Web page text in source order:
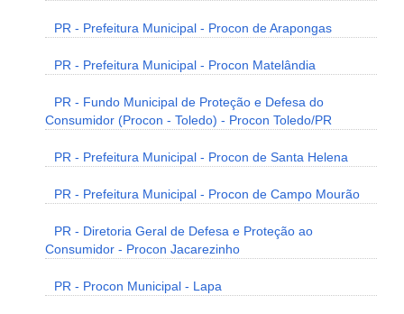
PR - Prefeitura Municipal - Procon de Arapongas
PR - Prefeitura Municipal - Procon Matelândia
PR - Fundo Municipal de Proteção e Defesa do
Consumidor (Procon - Toledo) - Procon Toledo/PR
PR - Prefeitura Municipal - Procon de Santa Helena
PR - Prefeitura Municipal - Procon de Campo Mourão
PR - Diretoria Geral de Defesa e Proteção ao
Consumidor - Procon Jacarezinho
PR - Procon Municipal - Lapa